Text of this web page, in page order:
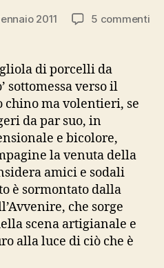
2011 5 commentisu
di porcelli da
sottomessa verso il
chino ma volentieri, se
da par suo, in
e bicolore,
la venuta della
amici e sodali
è sormontato dalla
che sorge
scena artigianale e
alla luce di ciò che è